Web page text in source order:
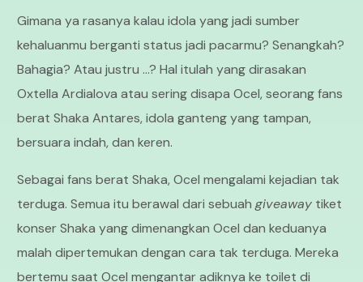
Gimana ya rasanya kalau idola yang jadi sumber
kehaluanmu berganti status jadi pacarmu? Senangkah?
Bahagia? Atau justru …? Hal itulah yang dirasakan
Oxtella Ardialova atau sering disapa Ocel, seorang fans
berat Shaka Antares, idola ganteng yang tampan,
bersuara indah, dan keren.
Sebagai fans berat Shaka, Ocel mengalami kejadian tak
terduga. Semua itu berawal dari sebuahgiveaway tiket
konser Shaka yang dimenangkan Ocel dan keduanya
malah dipertemukan dengan cara tak terduga. Mereka
bertemu saat Ocel mengantar adiknya ke toilet di